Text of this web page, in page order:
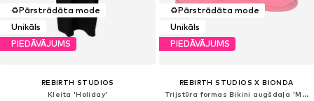
♻️Pārstrādāta mode
Unikāls
PIEDĀVĀJUMS
REBIRTH STUDIOS
Kleita 'Holiday'
♻️Pārstrādāta mode
Unikāls
PIEDĀVĀJUMS
REBIRTH STUDIOS X BIONDA
Trijstūra formas Bikini augšdaļa 'Melina'